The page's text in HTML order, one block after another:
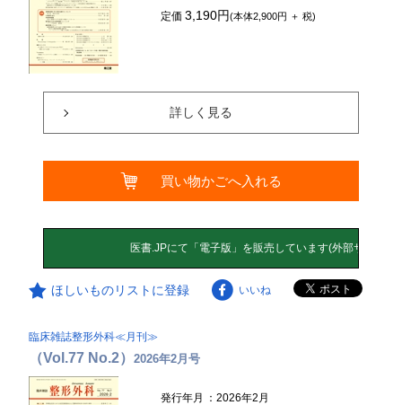
定価3,190円(本体2,900円 ＋ 税)
詳しく見る
買い物かごへ入れる
ほしいものリストに登録 いいね
臨床雑誌整形外科≪月刊≫
（Vol.77 No.2）2026年2月号
発行年月 ：2026年2月